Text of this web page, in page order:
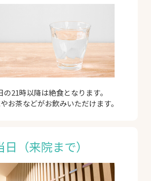
の21時以降は絶食となります。
お茶などがお飲みいただけます。
日（来院まで）